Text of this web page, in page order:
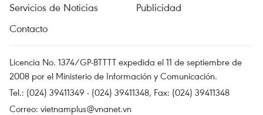
Servicios de Noticias
Publicidad
Contacto
Licencia No. 1374/GP-BTTTT expedida el 11 de septiembre de
2008 por el Ministerio de Información y Comunicación.
Tel.: (024) 39411349 - (024) 39411348, Fax: (024) 39411348
Correo: vietnamplus@vnanet.vn